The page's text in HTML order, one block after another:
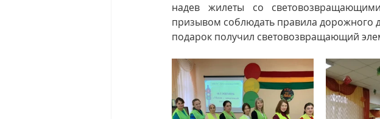
надев жилеты со
призывом соблюдать правила дорожного
подарок получил световозвращающий